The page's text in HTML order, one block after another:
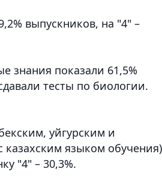
выпускников, на "4" –
знания показали 61,5%
тесты по биологии.
уйгурским и
языком обучения)
"4" – 30,3%.